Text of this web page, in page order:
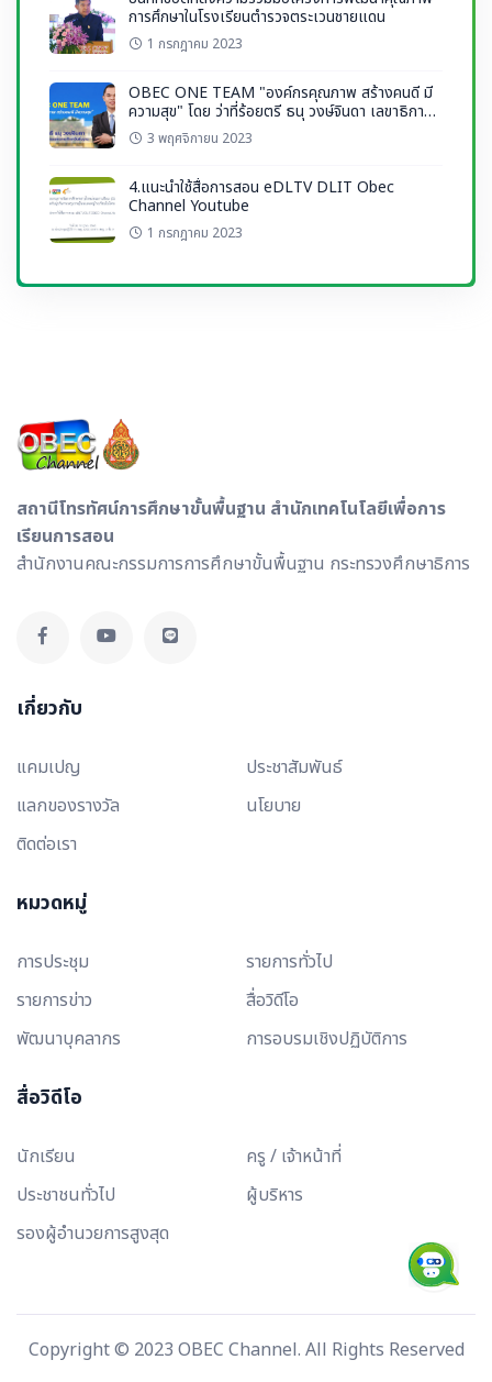
การศึกษาในโรงเรียนตำรวจตระเวนชายแดน
1 กรกฎาคม 2023
OBEC ONE TEAM "องค์กรคุณภาพ สร้างคนดี มี
ความสุข" โดย ว่าที่ร้อยตรี ธนุ วงษ์จินดา เลขาธิการ
กพฐ.3 พฤศจิกายน 2023
4.แนะนำใช้สื่อการสอน eDLTV DLIT Obec
Channel Youtube
1 กรกฎาคม 2023
สถานีโทรทัศน์การศึกษาขั้นพื้นฐาน สำนักเทคโนโลยีเพื่อการ
เรียนการสอน
สำนักงานคณะกรรมการการศึกษาขั้นพื้นฐาน กระทรวงศึกษาธิการ
เกี่ยวกับ
แคมเปญ
ประชาสัมพันธ์
แลกของรางวัล
นโยบาย
ติดต่อเรา
หมวดหมู่
การประชุม
รายการทั่วไป
รายการข่าว
สื่อวิดีโอ
พัฒนาบุคลากร
การอบรมเชิงปฏิบัติการ
สื่อวิดีโอ
นักเรียน
ครู / เจ้าหน้าที่
ประชาชนทั่วไป
ผู้บริหาร
รองผู้อำนวยการสูงสุด
Copyright © 2023 OBEC Channel. All Rights Reserved